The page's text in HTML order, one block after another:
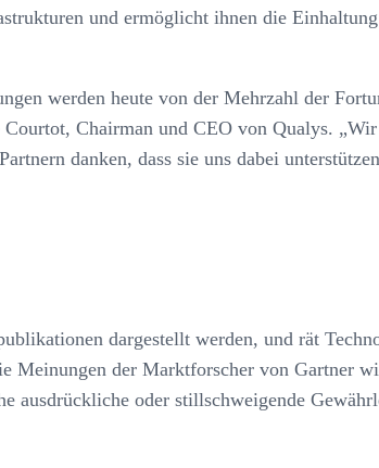
und ermöglicht ihnen die
werden heute von der Mehrzahl der
Chairman und CEO von Qualys.
danken, dass sie uns dabei
dargestellt werden, und rät
Meinungen der Marktforscher von Gartner
ausdrückliche oder stillschweigende